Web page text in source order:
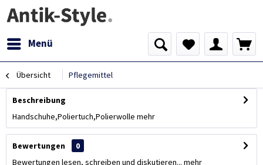
Menü
Übersicht Pflegemittel
Beschreibung
Handschuhe,Poliertuch,Polierwolle mehr
Bewertungen
0
Bewertungen lesen, schreiben und diskutieren... mehr